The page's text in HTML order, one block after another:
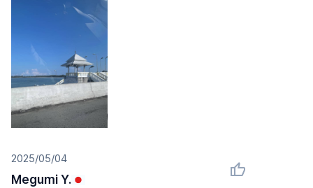
2025/05/04
Megumi Y.